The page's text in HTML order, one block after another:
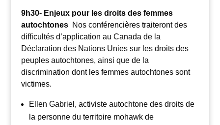
9h30- Enjeux pour les droits des femmes
autochtones Nos conférencières traiteront des
difficultés d’application au Canada de la
Déclaration des Nations Unies sur les droits des
peuples autochtones, ainsi que de la
discrimination dont les femmes autochtones sont
victimes.
Ellen Gabriel, activiste autochtone des droits de
la personne du territoire mohawk de